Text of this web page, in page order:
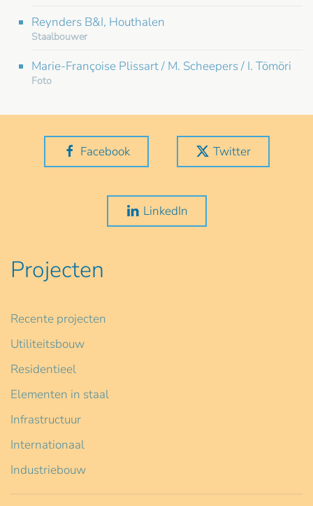
Reynders B&I, Houthalen
Staalbouwer
Marie-Françoise Plissart / M. Scheepers / I. Tömöri
Foto
Facebook Twitter
LinkedIn
Projecten
Recente projecten
Utiliteitsbouw
Residentieel
Elementen in staal
Infrastructuur
Internationaal
Industriebouw